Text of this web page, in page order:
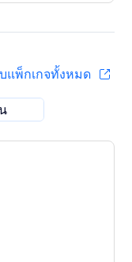
บแพ็กเกจทั้งหมด